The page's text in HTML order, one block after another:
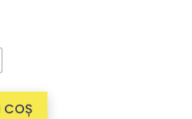
COȘ